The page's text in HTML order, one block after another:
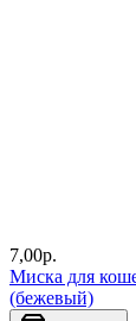
7,00р.
Миска для
(бежевый)